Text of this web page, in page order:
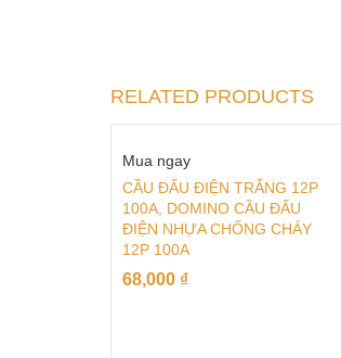
RELATED PRODUCTS
Mua ngay
CẦU ĐẤU ĐIỆN TRẮNG 12P
100A, DOMINO CẦU ĐẤU
ĐIỆN NHỰA CHỐNG CHÁY
12P 100A
68,000 ₫